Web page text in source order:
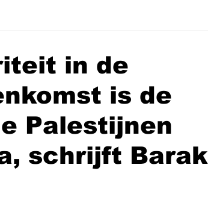
in de
is de
Palestijnen
schrijft Barak